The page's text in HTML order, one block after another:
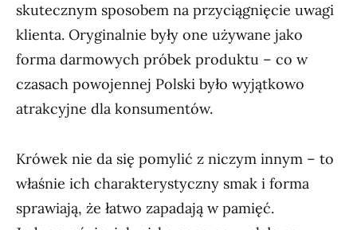
skutecznym sposobem na przyciągnięcie uwagi
klienta. Oryginalnie były one używane jako
forma darmowych próbek produktu – co w
czasach powojennej Polski było wyjątkowo
atrakcyjne dla konsumentów.
Krówek nie da się pomylić z niczym innym – to
właśnie ich charakterystyczny smak i forma
sprawiają, że łatwo zapadają w pamięć.